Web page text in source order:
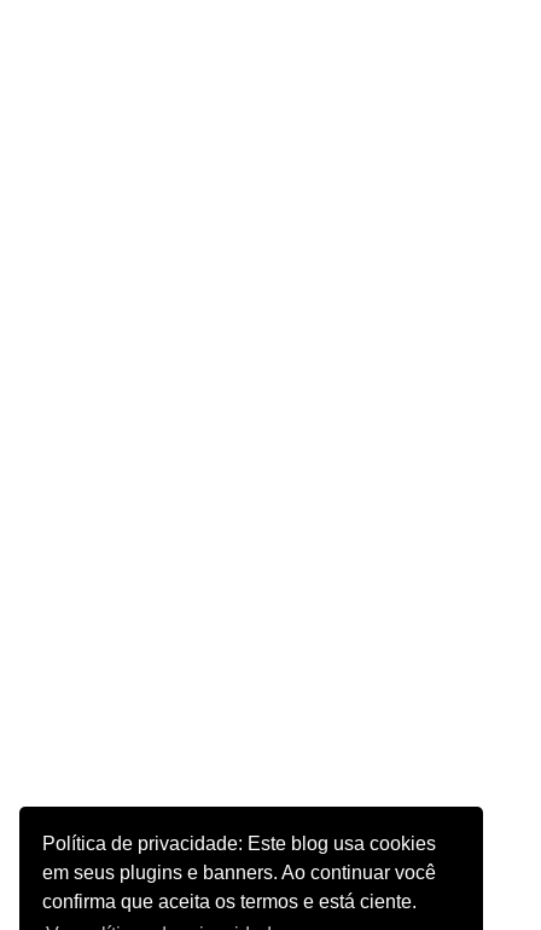
Política de privacidade: Este blog usa cookies
em seus plugins e banners. Ao continuar você
confirma que aceita os termos e está ciente.